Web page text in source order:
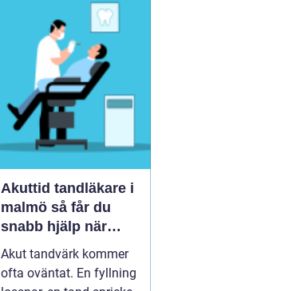
säkra och ergonomiska
för användaren. Chicago
Pneumatic är ett av de
mest etablerade namnen
Akuttid tandläkare i
malmö så får du
snabb hjälp när
tanden gör ont
Akut tandvärk kommer
ofta oväntat. En fyllning